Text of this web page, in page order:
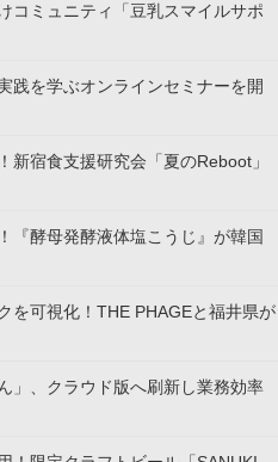
コミュニティ「豆乳スマイルサポ
践を学ぶオンラインセミナーを開
新宿食支援研究会「夏のReboot」
『酵母発酵液体塩こうじ』が韓国
を可視化！THE PHAGEと福井県が
」、クラウド版へ刷新し業務効率